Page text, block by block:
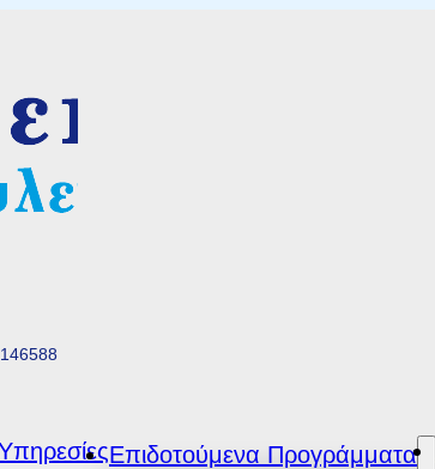
Επιδοτούμενα Προγράμματα